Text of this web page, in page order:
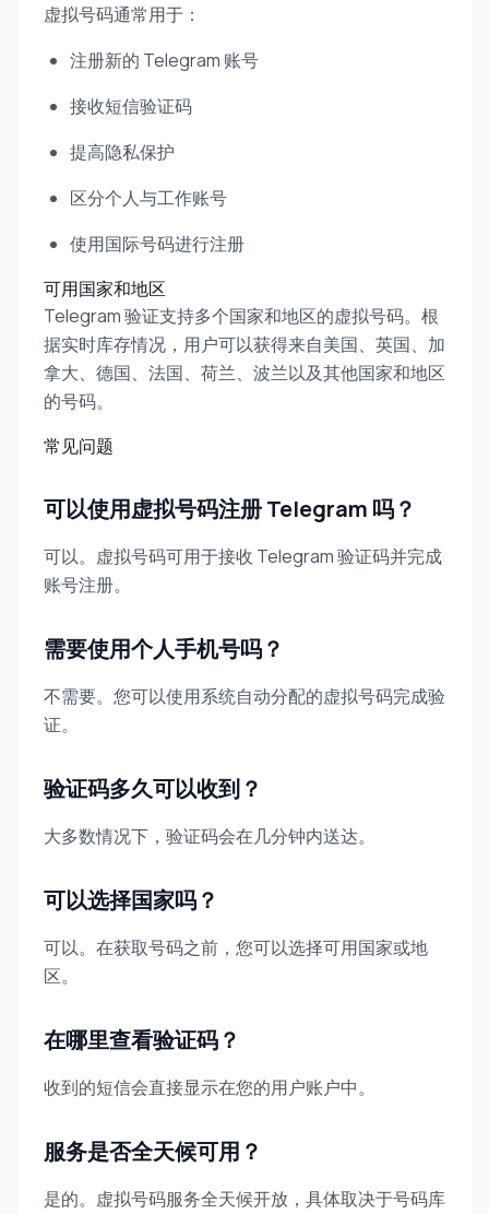
虚拟号码通常用于：
注册新的 Telegram 账号
接收短信验证码
提高隐私保护
区分个人与工作账号
使用国际号码进行注册
可用国家和地区
Telegram 验证支持多个国家和地区的虚拟号码。根
据实时库存情况，用户可以获得来自美国、英国、加
拿大、德国、法国、荷兰、波兰以及其他国家和地区
的号码。
常见问题
可以使用虚拟号码注册 Telegram 吗？
可以。虚拟号码可用于接收 Telegram 验证码并完成
账号注册。
需要使用个人手机号吗？
不需要。您可以使用系统自动分配的虚拟号码完成验
证。
验证码多久可以收到？
大多数情况下，验证码会在几分钟内送达。
可以选择国家吗？
可以。在获取号码之前，您可以选择可用国家或地
区。
在哪里查看验证码？
收到的短信会直接显示在您的用户账户中。
服务是否全天候可用？
是的。虚拟号码服务全天候开放，具体取决于号码库